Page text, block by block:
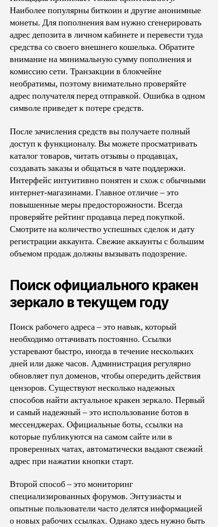
Наиболее популярны биткоин и другие анонимные
монеты. Для пополнения вам нужно сгенерировать
адрес депозита в личном кабинете и перевести туда
средства со своего внешнего кошелька. Обратите
внимание на минимальную сумму пополнения и
комиссию сети. Транзакции в блокчейне
необратимы, поэтому внимательно проверяйте
адрес получателя перед отправкой. Ошибка в одном
символе приведет к потере средств.
После зачисления средств вы получаете полный
доступ к функционалу. Вы можете просматривать
каталог товаров, читать отзывы о продавцах,
создавать заказы и общаться в чате поддержки.
Интерфейс интуитивно понятен и схож с обычными
интернет-магазинами. Главное отличие – это
повышенные меры предосторожности. Всегда
проверяйте рейтинг продавца перед покупкой.
Смотрите на количество успешных сделок и дату
регистрации аккаунта. Свежие аккаунты с большим
объемом продаж должны вызывать подозрение.
Поиск официального кракен
зеркало в текущем году
Поиск рабочего адреса – это навык, который
необходимо оттачивать постоянно. Ссылки
устаревают быстро, иногда в течение нескольких
дней или даже часов. Администрация регулярно
обновляет пул доменов, чтобы опередить действия
цензоров. Существуют несколько надежных
способов найти актуальное кракен зеркало. Первый
и самый надежный – это использование ботов в
мессенджерах. Официальные боты, ссылки на
которые публикуются на самом сайте или в
проверенных чатах, автоматически выдают свежий
адрес при нажатии кнопки старт.
Второй способ – это мониторинг
специализированных форумов. Энтузиасты и
опытные пользователи часто делятся информацией
о новых рабочих ссылках. Однако здесь нужно быть